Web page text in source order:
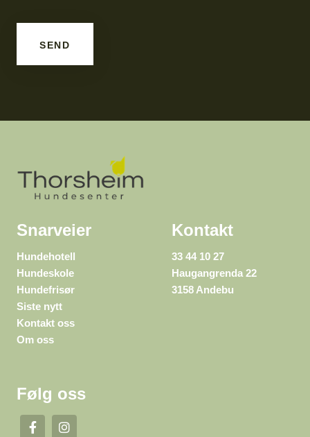
Snarveier
Hundehotell
Hundeskole
Hundefrisør
Siste nytt
Kontakt oss
Om oss
Kontakt
33 44 10 27
Haugangrenda 22
3158 Andebu
Følg oss